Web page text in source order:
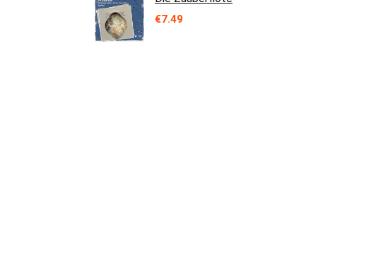
€7.49